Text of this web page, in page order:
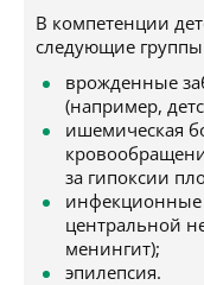
В компетенции
следующие группы
врожденные
(например,
ишемическая
за гипоксии
инфекционные
центральной
менингит);
эпилепсия.